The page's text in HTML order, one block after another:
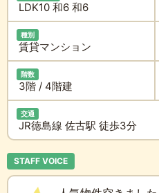
LDK10 和6 和6
種別
賃貸マンション
階数
3階 / 4階建
交通
JR徳島線 佐古駅 徒歩3分
STAFF VOICE